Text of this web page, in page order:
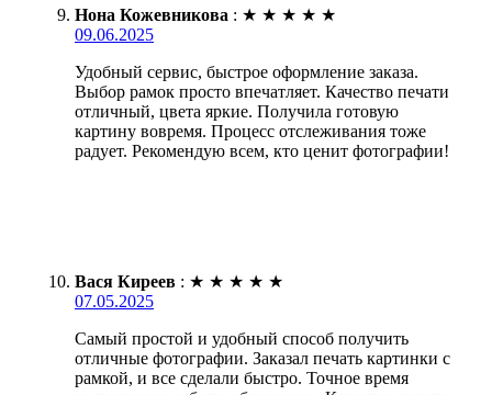
Нона Кожевникова : ★ ★ ★ ★ ★
09.06.2025
Удобный сервис, быстрое оформление заказа.
Выбор рамок просто впечатляет. Качество печати
отличный, цвета яркие. Получила готовую
картину вовремя. Процесс отслеживания тоже
радует. Рекомендую всем, кто ценит фотографии!
Вася Киреев : ★ ★ ★ ★ ★
07.05.2025
Самый простой и удобный способ получить
отличные фотографии. Заказал печать картинки с
рамкой, и все сделали быстро. Точное время